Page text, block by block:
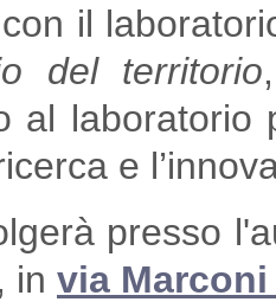
il
del territorio
al
e
presso
in via Marconi